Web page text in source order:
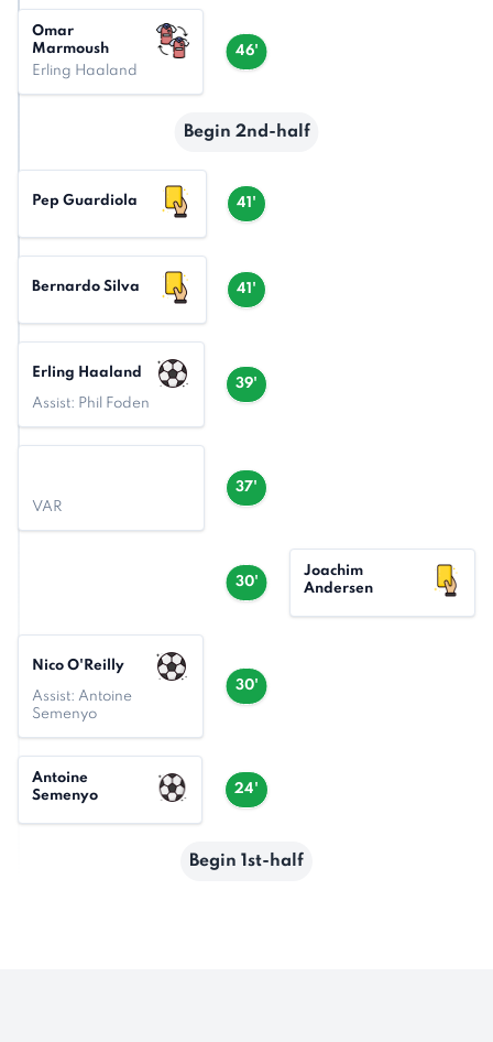
46'
Omar
Marmoush
Erling Haaland
Begin 2nd-half
41'
Pep Guardiola
41'
Bernardo Silva
39'
Erling Haaland
Assist: Phil Foden
37'
VAR
30'
Joachim
Andersen
30'
Nico O'Reilly
Assist: Antoine
Semenyo
24'
Antoine
Semenyo
Begin 1st-half